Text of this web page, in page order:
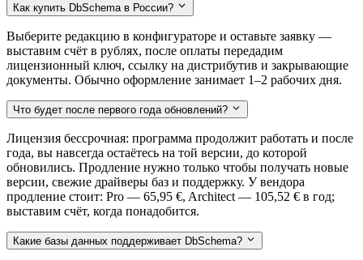
Как купить DbSchema в России?
Выберите редакцию в конфигураторе и оставьте заявку —
выставим счёт в рублях, после оплаты передадим
лицензионный ключ, ссылку на дистрибутив и закрывающие
документы. Обычно оформление занимает 1–2 рабочих дня.
Что будет после первого года обновлений?
Лицензия бессрочная: программа продолжит работать и после
года, вы навсегда остаётесь на той версии, до которой
обновились. Продление нужно только чтобы получать новые
версии, свежие драйверы баз и поддержку. У вендора
продление стоит: Pro — 65,95 €, Architect — 105,52 € в год;
выставим счёт, когда понадобится.
Какие базы данных поддерживает DbSchema?